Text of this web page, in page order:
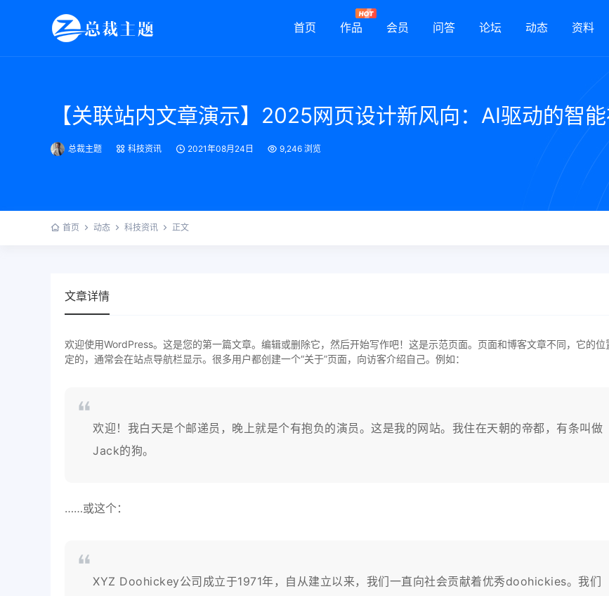
首页 作品 会员 问答 论坛 动态 资料
【关联站内文章演示】2025网页设计新风向：AI驱动的智
总裁主题 科技资讯 2021年08月24日 9,246 浏览
首页 动态 科技资讯 正文
文章详情
欢迎使用WordPress。这是您的第一篇文章。编辑或删除它，然后开始写作吧！这是示范页面。页面和博客文章不同，它的位
定的，通常会在站点导航栏显示。很多用户都创建一个“关于”页面，向访客介绍自己。例如：
欢迎！我白天是个邮递员，晚上就是个有抱负的演员。这是我的网站。我住在天朝的帝都，有条叫做
Jack的狗。
……或这个：
XYZ Doohickey公司成立于1971年，自从建立以来，我们一直向社会贡献着优秀doohickies。我们